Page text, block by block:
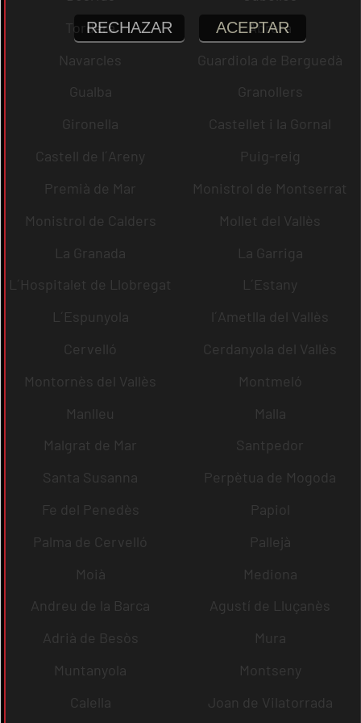
Tordera
Abrera
Navarcles
Guardiola de Berguedà
Gualba
Granollers
Gironella
Castellet i la Gornal
Castell de l´Areny
Puig-reig
Premià de Mar
Monistrol de Montserrat
Monistrol de Calders
Mollet del Vallès
La Granada
La Garriga
L´Hospitalet de Llobregat
L´Estany
L´Espunyola
l´Ametlla del Vallès
Cervelló
Cerdanyola del Vallès
Montornès del Vallès
Montmeló
Manlleu
Malla
Malgrat de Mar
Santpedor
Santa Susanna
Perpètua de Mogoda
Fe del Penedès
Papiol
Palma de Cervelló
Pallejà
Moià
Mediona
Andreu de la Barca
Agustí de Lluçanès
Adrià de Besòs
Mura
Muntanyola
Montseny
Calella
Joan de Vilatorrada
RECHAZAR ACEPTAR